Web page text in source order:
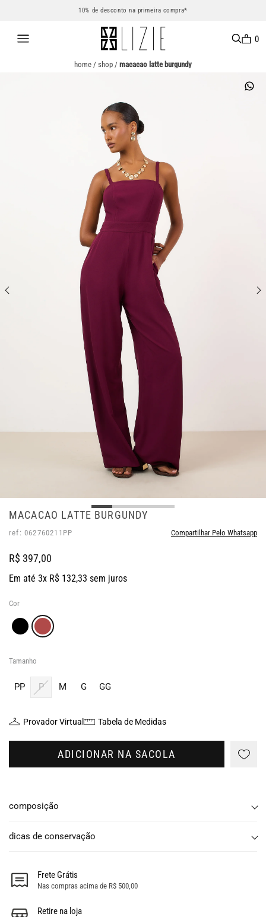
10% de desconto na primeira compra*
0
home / shop / macacao latte burgundy
MACACAO LATTE BURGUNDY
ref: 062760211PP Compartilhar Pelo Whatsapp
R$ 397,00
Em até 3x R$ 132,33 sem juros
Cor
Tamanho
PP P M G GG
Provador Virtual Tabela de Medidas
ADICIONAR NA SACOLA
composição
dicas de conservação
Frete Grátis
Nas compras acima de R$ 500,00
Retire na loja